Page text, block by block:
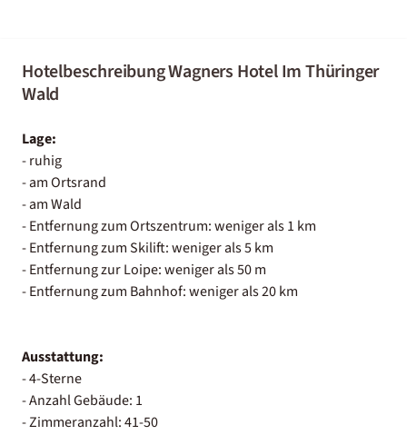
Hotelbeschreibung Wagners Hotel Im Thüringer
Wald
Lage:
- ruhig
- am Ortsrand
- am Wald
- Entfernung zum Ortszentrum: weniger als 1 km
- Entfernung zum Skilift: weniger als 5 km
- Entfernung zur Loipe: weniger als 50 m
- Entfernung zum Bahnhof: weniger als 20 km
Ausstattung:
- 4-Sterne
- Anzahl Gebäude: 1
- Zimmeranzahl: 41-50